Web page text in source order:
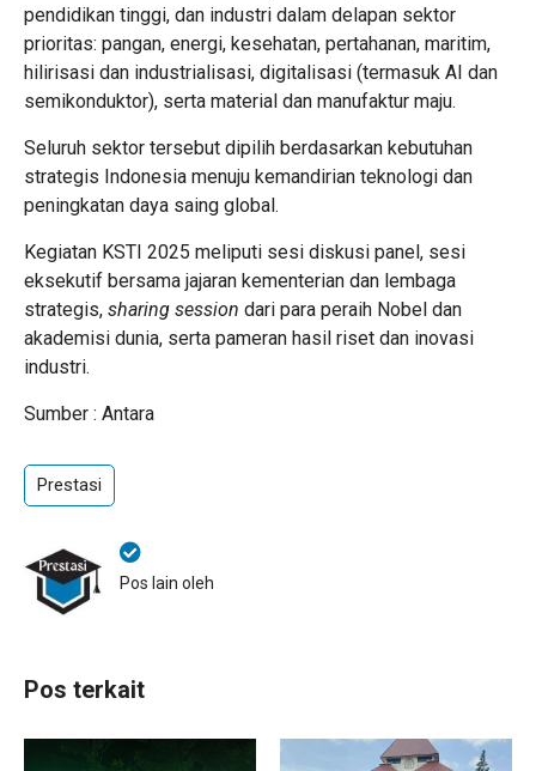
pendidikan tinggi, dan industri dalam delapan sektor
prioritas: pangan, energi, kesehatan, pertahanan, maritim,
hilirisasi dan industrialisasi, digitalisasi (termasuk AI dan
semikonduktor), serta material dan manufaktur maju.
Seluruh sektor tersebut dipilih berdasarkan kebutuhan
strategis Indonesia menuju kemandirian teknologi dan
peningkatan daya saing global.
Kegiatan KSTI 2025 meliputi sesi diskusi panel, sesi
eksekutif bersama jajaran kementerian dan lembaga
strategis, sharing session dari para peraih Nobel dan
akademisi dunia, serta pameran hasil riset dan inovasi
industri.
Sumber : Antara
Prestasi
Pos lain oleh
Pos terkait